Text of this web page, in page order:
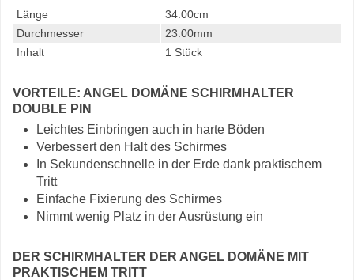
Länge
34.00cm
Durchmesser
23.00mm
Inhalt
1 Stück
VORTEILE: ANGEL DOMÄNE SCHIRMHALTER
DOUBLE PIN
Leichtes Einbringen auch in harte Böden
Verbessert den Halt des Schirmes
In Sekundenschnelle in der Erde dank praktischem
Tritt
Einfache Fixierung des Schirmes
Nimmt wenig Platz in der Ausrüstung ein
DER SCHIRMHALTER DER ANGEL DOMÄNE MIT
PRAKTISCHEM TRITT